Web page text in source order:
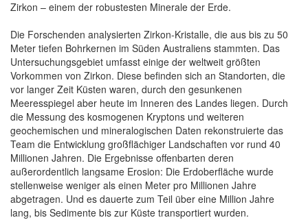
Zirkon – einem der robustesten Minerale der Erde.
Die Forschenden analysierten Zirkon-Kristalle, die aus bis zu 50
Meter tiefen Bohrkernen im Süden Australiens stammten. Das
Untersuchungsgebiet umfasst einige der weltweit größten
Vorkommen von Zirkon. Diese befinden sich an Standorten, die
vor langer Zeit Küsten waren, durch den gesunkenen
Meeresspiegel aber heute im Inneren des Landes liegen. Durch
die Messung des kosmogenen Kryptons und weiteren
geochemischen und mineralogischen Daten rekonstruierte das
Team die Entwicklung großflächiger Landschaften vor rund 40
Millionen Jahren. Die Ergebnisse offenbarten deren
außerordentlich langsame Erosion: Die Erdoberfläche wurde
stellenweise weniger als einen Meter pro Millionen Jahre
abgetragen. Und es dauerte zum Teil über eine Million Jahre
lang, bis Sedimente bis zur Küste transportiert wurden.